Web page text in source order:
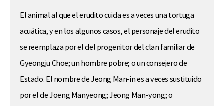
El animal al que el erudito cuida es a veces una tortuga
acuática, y en los algunos casos, el personaje del erudito
se reemplaza por el del progenitor del clan familiar de
Gyeongju Choe; un hombre pobre; o un consejero de
Estado. El nombre de Jeong Man-in es a veces sustituido
por el de Joeng Manyeong; Jeong Man-yong; o